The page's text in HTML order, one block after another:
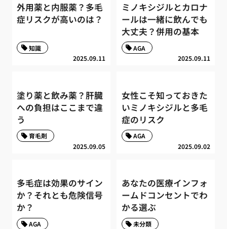
外用薬と内服薬？多毛
症リスクが高いのは？
2025.09.11
知識
ミノキシジルとカロナ
ールは一緒に飲んでも
大丈夫？併用の基本
2025.09.11
AGA
塗り薬と飲み薬？肝臓
への負担はここまで違
う
2025.09.05
育毛剤
女性こそ知っておきた
いミノキシジルと多毛
症のリスク
2025.09.02
AGA
多毛症は効果のサイン
か？それとも危険信号
か？
AGA
あなたの医療インフォ
ームドコンセントでわ
かる選ぶ
未分類